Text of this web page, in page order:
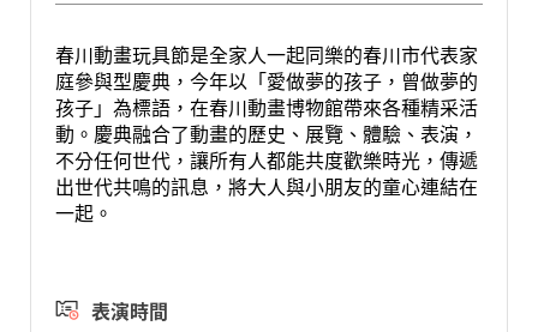
春川動畫玩具節是全家人一起同樂的春川市代表家
庭參與型慶典，今年以「愛做夢的孩子，曾做夢的
孩子」為標語，在春川動畫博物館帶來各種精采活
動。慶典融合了動畫的歷史、展覽、體驗、表演，
不分任何世代，讓所有人都能共度歡樂時光，傳遞
出世代共鳴的訊息，將大人與小朋友的童心連結在
一起。
表演時間